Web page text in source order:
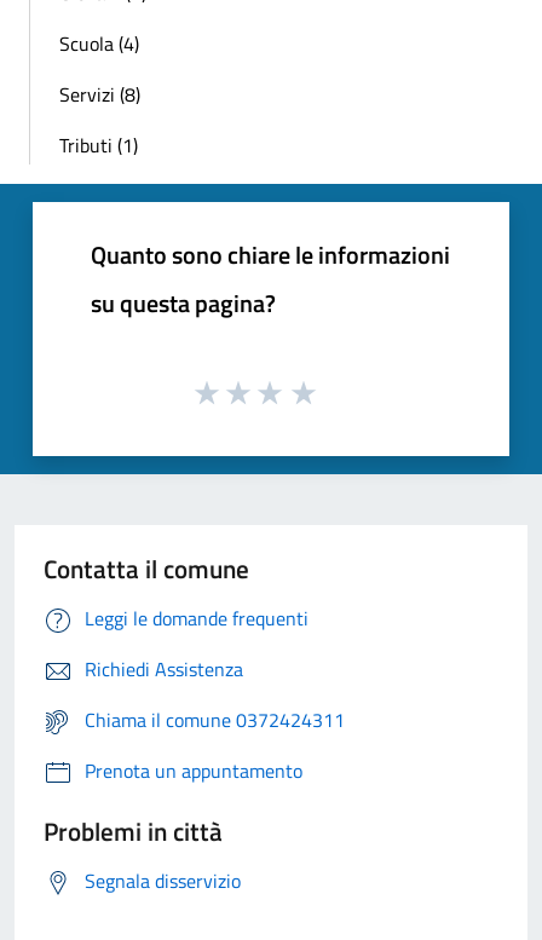
Scuola (4)
Servizi (8)
Tributi (1)
Quanto sono chiare le informazioni
su questa pagina?
Contatta il comune
Leggi le domande frequenti
Richiedi Assistenza
Chiama il comune 0372424311
Prenota un appuntamento
Problemi in città
Segnala disservizio